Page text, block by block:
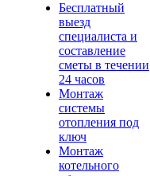
Бесплатный
выезд
специалиста и
составление
сметы в течении
24 часов
Монтаж
системы
отопления под
ключ
Монтаж
котельного